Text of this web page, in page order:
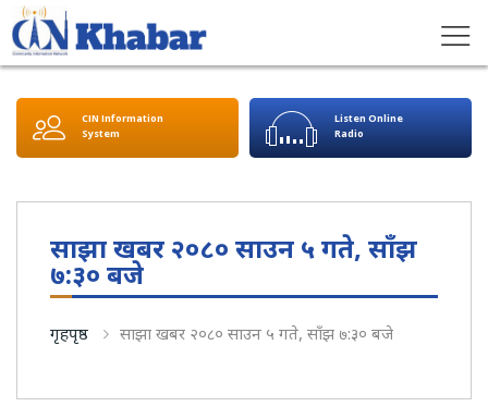
CIN Information
System
Listen Online
Radio
साझा खबर २०८० साउन ५ गते, साँझ
७:३० बजे
गृहपृष्ठ साझा खबर २०८० साउन ५ गते, साँझ ७:३० बजे